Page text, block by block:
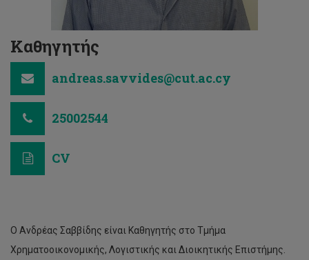
Καθηγητής
andreas.savvides@cut.ac.cy
25002544
CV
Ο Ανδρέας Σαββίδης είναι Καθηγητής στο Τμήμα
Χρηματοοικονομικής, Λογιστικής και Διοικητικής Επιστήμης.